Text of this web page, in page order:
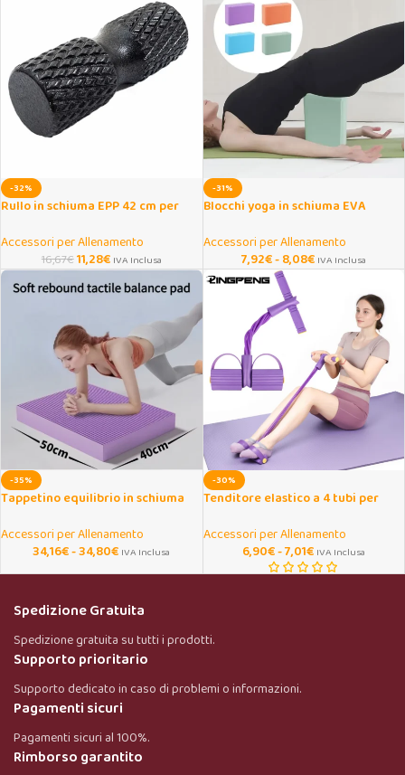
-32%
Rullo in schiuma EPP 42 cm per
Accessori per Allenamento
16,67€11,28€ IVA Inclusa
-31%
Blocchi yoga in schiuma EVA
Accessori per Allenamento
7,92€-8,08€ IVA Inclusa
-35%
Tappetino equilibrio in schiuma
Accessori per Allenamento
34,16€-34,80€ IVA Inclusa
-30%
Tenditore elastico a 4 tubi per
Accessori per Allenamento
6,90€-7,01€ IVA Inclusa
Spedizione Gratuita
Spedizione gratuita su tutti i prodotti.
Supporto prioritario
Supporto dedicato in caso di problemi o informazioni.
Pagamenti sicuri
Pagamenti sicuri al 100%.
Rimborso garantito